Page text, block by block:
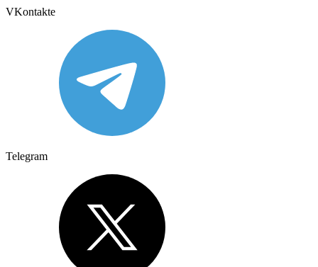
VKontakte
Telegram